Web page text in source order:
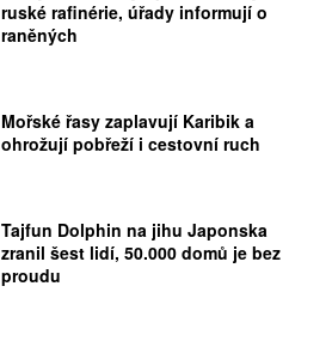
ruské rafinérie, úřady informují o
raněných
Mořské řasy zaplavují Karibik a
ohrožují pobřeží i cestovní ruch
Tajfun Dolphin na jihu Japonska
zranil šest lidí, 50.000 domů je bez
proudu